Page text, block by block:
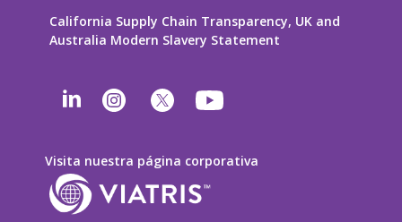
California Supply Chain Transparency, UK and
Australia Modern Slavery Statement
Visita nuestra página corporativa